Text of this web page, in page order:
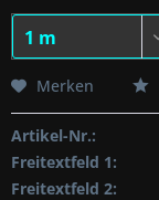
Merken
Artikel-Nr.:
Freitextfeld 1:
Freitextfeld 2: